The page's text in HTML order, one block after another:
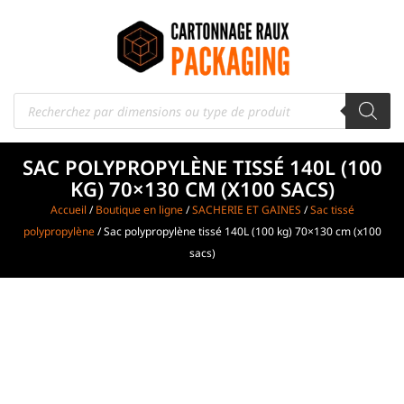
SAC POLYPROPYLÈNE TISSÉ 140L (100
KG) 70×130 CM (X100 SACS)
Accueil /Boutique en ligne/SACHERIE ET GAINES /Sac tissé
polypropylène/ Sac polypropylène tissé 140L (100 kg) 70×130 cm (x100
sacs)